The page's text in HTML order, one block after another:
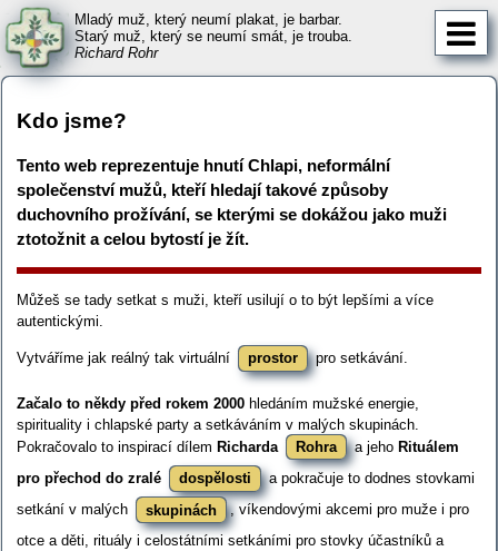
Mladý muž, který neumí plakat, je barbar.
Starý muž, který se neumí smát, je trouba.
Richard Rohr
Kdo jsme?
Tento web reprezentuje hnutí Chlapi, neformální
společenství mužů, kteří hledají takové způsoby
duchovního prožívání, se kterými se dokážou jako muži
ztotožnit a celou bytostí je žít.
Můžeš se tady setkat s muži, kteří usilují o to být lepšími a více
autentickými.
Vytváříme jak reálný tak virtuální prostor pro setkávání.
Začalo to někdy před rokem 2000 hledáním mužské energie,
spirituality i chlapské party a setkáváním v malých skupinách.
Pokračovalo to inspirací dílem Richarda Rohra a jeho Rituálem
pro přechod do zralé
dospělosti
a pokračuje to dodnes stovkami
setkání v malých
skupinách
, víkendovými akcemi pro muže i pro
otce a děti, rituály i celostátními setkáními pro stovky účastníků a